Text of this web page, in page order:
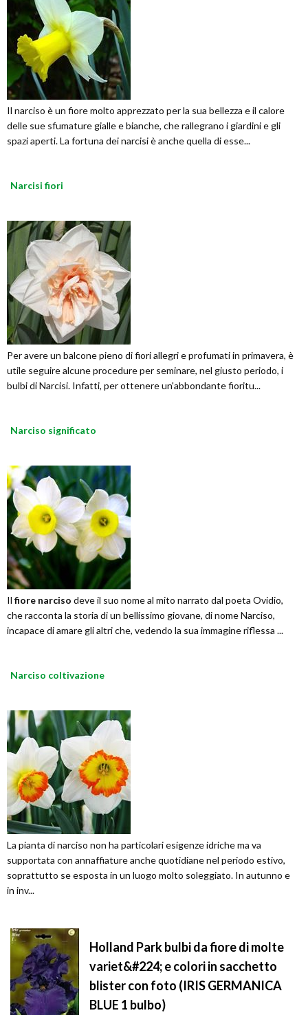
Il narciso è un fiore molto apprezzato per la sua bellezza e il calore
delle sue sfumature gialle e bianche, che rallegrano i giardini e gli
spazi aperti. La fortuna dei narcisi è anche quella di esse...
Narcisi fiori
Per avere un balcone pieno di fiori allegri e profumati in primavera, è
utile seguire alcune procedure per seminare, nel giusto periodo, i
bulbi di Narcisi. Infatti, per ottenere un'abbondante fioritu...
Narciso significato
Il fiore narciso deve il suo nome al mito narrato dal poeta Ovidio,
che racconta la storia di un bellissimo giovane, di nome Narciso,
incapace di amare gli altri che, vedendo la sua immagine riflessa ...
Narciso coltivazione
La pianta di narciso non ha particolari esigenze idriche ma va
supportata con annaffiature anche quotidiane nel periodo estivo,
soprattutto se esposta in un luogo molto soleggiato. In autunno e
in inv...
Holland Park bulbi da fiore di molte
variet&#224; e colori in sacchetto
blister con foto (IRIS GERMANICA
BLUE 1 bulbo)